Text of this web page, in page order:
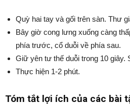
Quỳ hai tay và gối trên sàn. Thư
Bây giờ cong lưng xuống càng
phía trước, cổ duỗi về phía sau.
Giữ yên tư thế duỗi trong 10 giây.
Thực hiện 1-2 phút.
Tóm tắt lợi ích của các bài